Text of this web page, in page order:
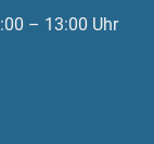
– 13:00 Uhr